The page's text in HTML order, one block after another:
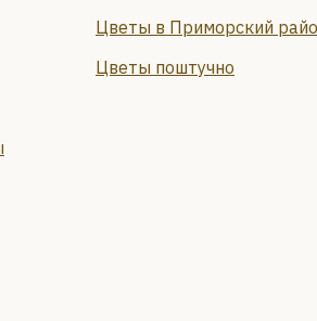
Цветы в Приморский
Цветы поштучно